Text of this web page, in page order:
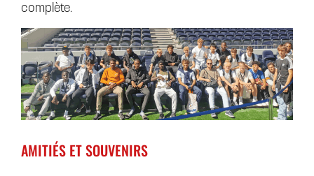
complète.
AMITIÉS ET SOUVENIRS